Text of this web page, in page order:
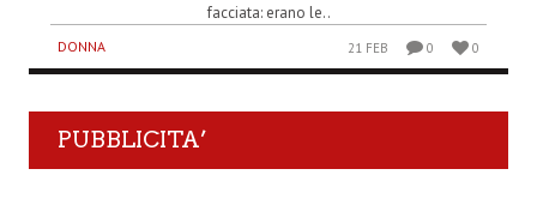
facciata: erano le..
DONNA 21 FEB 0 0
PUBBLICITA’